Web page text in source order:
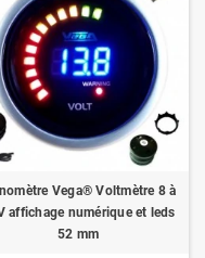
Vega® Voltmètre 8 à
affichage numérique et leds
52 mm